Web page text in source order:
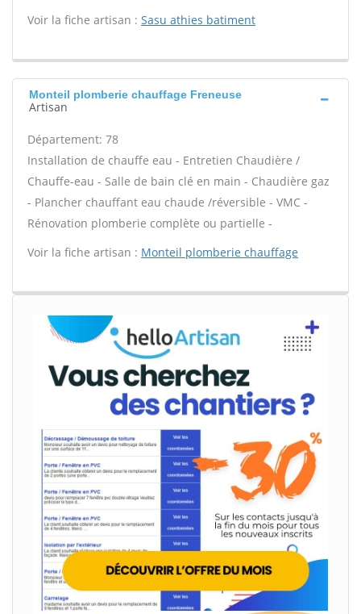
Voir la fiche artisan : Sasu athies batiment
Monteil plomberie chauffage Freneuse
Artisan
Département: 78
Installation de chauffe eau - Entretien Chaudière /
Chauffe-eau - Salle de bain clé en main - Chaudière gaz
- Plancher chauffant eau chaude /réversible - VMC -
Rénovation plomberie complète ou partielle -
Voir la fiche artisan : Monteil plomberie chauffage